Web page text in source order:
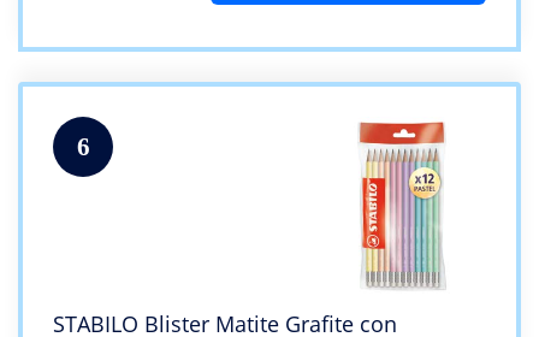
6
STABILO Blister Matite Grafite con